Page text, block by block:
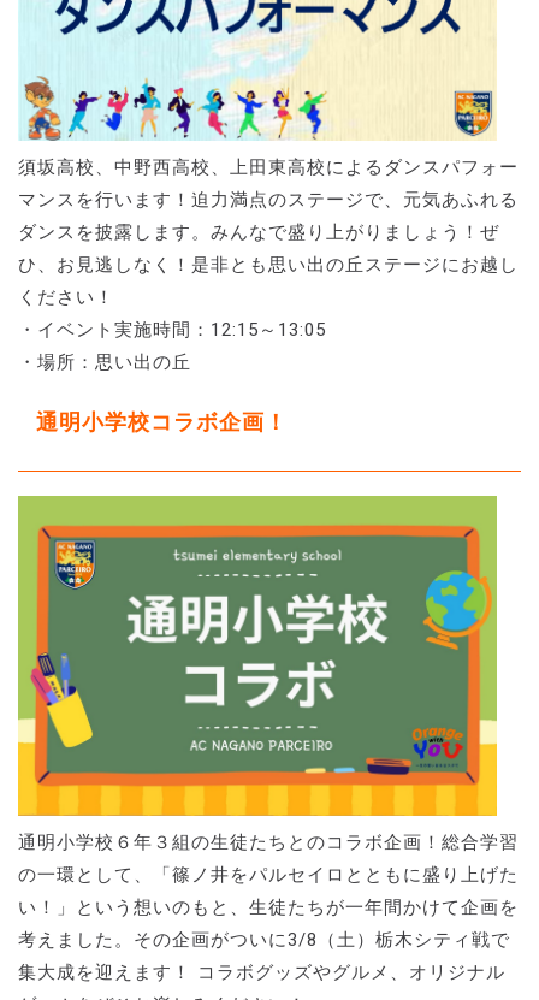
須坂高校、中野西高校、上田東高校によるダンスパフォー
マンスを行います！迫力満点のステージで、元気あふれる
ダンスを披露します。みんなで盛り上がりましょう！ぜ
ひ、お見逃しなく！是非とも思い出の丘ステージにお越し
ください！
・イベント実施時間：12:15～13:05
・場所：思い出の丘
通明小学校コラボ企画！
通明小学校６年３組の生徒たちとのコラボ企画！総合学習
の一環として、「篠ノ井をパルセイロとともに盛り上げた
い！」という想いのもと、生徒たちが一年間かけて企画を
考えました。その企画がついに3/8（土）栃木シティ戦で
集大成を迎えます！ コラボグッズやグルメ、オリジナル